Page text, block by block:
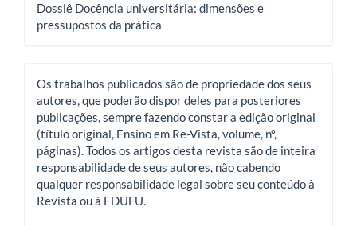
Dossiê Docência universitária: dimensões e
pressupostos da prática
Os trabalhos publicados são de propriedade dos seus
autores, que poderão dispor deles para posteriores
publicações, sempre fazendo constar a edição original
(título original, Ensino em Re-Vista, volume, nº,
páginas). Todos os artigos desta revista são de inteira
responsabilidade de seus autores, não cabendo
qualquer responsabilidade legal sobre seu conteúdo à
Revista ou à EDUFU.